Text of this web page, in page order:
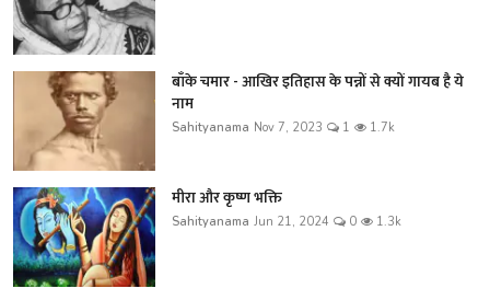
बाँके चमार - आखिर इतिहास के पन्नों से क्यों गायब है ये
नाम
Sahityanama Nov 7, 2023 1 1.7k
मीरा और कृष्ण भक्ति
Sahityanama Jun 21, 2024 0 1.3k